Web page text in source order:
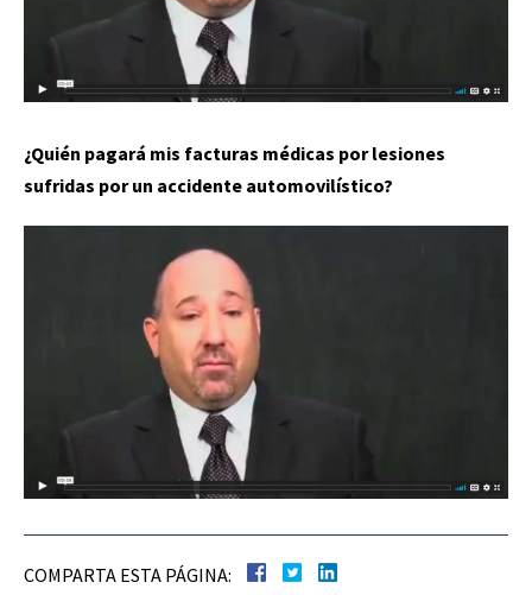
¿Quién pagará mis facturas médicas por lesiones
sufridas por un accidente automovilístico?
COMPARTA ESTA PÁGINA: